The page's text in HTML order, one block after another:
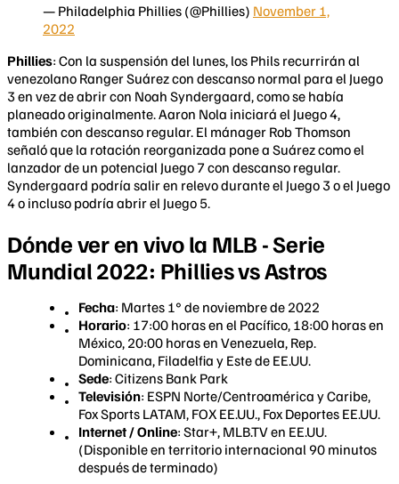
— Philadelphia Phillies (@Phillies) November 1,
2022
Phillies: Con la suspensión del lunes, los Phils recurrirán al
venezolano Ranger Suárez con descanso normal para el Juego
3 en vez de abrir con Noah Syndergaard, como se había
planeado originalmente. Aaron Nola iniciará el Juego 4,
también con descanso regular. El mánager Rob Thomson
señaló que la rotación reorganizada pone a Suárez como el
lanzador de un potencial Juego 7 con descanso regular.
Syndergaard podría salir en relevo durante el Juego 3 o el Juego
4 o incluso podría abrir el Juego 5.
Dónde ver en vivo la MLB - Serie
Mundial 2022: Phillies vs Astros
Fecha: Martes 1° de noviembre de 2022
Horario: 17:00 horas en el Pacífico, 18:00 horas en
México, 20:00 horas en Venezuela, Rep.
Dominicana, Filadelfia y Este de EE.UU.
Sede: Citizens Bank Park
Televisión: ESPN Norte/Centroamérica y Caribe,
Fox Sports LATAM, FOX EE.UU., Fox Deportes EE.UU.
Internet / Online: Star+, MLB.TV en EE.UU.
(Disponible en territorio internacional 90 minutos
después de terminado)